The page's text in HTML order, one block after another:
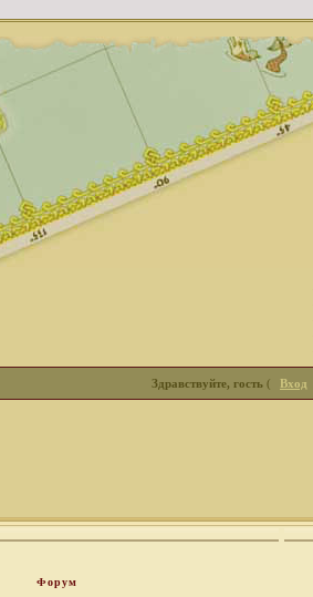
Здравствуйте, гость ( Вход
Форум